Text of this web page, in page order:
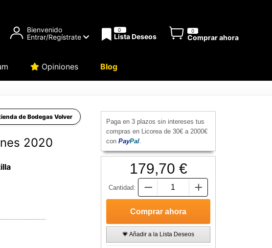
Bienvenido
Entrar/Regístrate
0
Lista Deseos
0
Comprar ahora
Opiniones Blog
de Bodegas Volver
2020
Paga en 3 plazos sin intereses tus
compras en Licorea de 30€ a 2000€
con PayPal.
179,70 €
Cantidad:
💗 Añadir a la Lista Deseos